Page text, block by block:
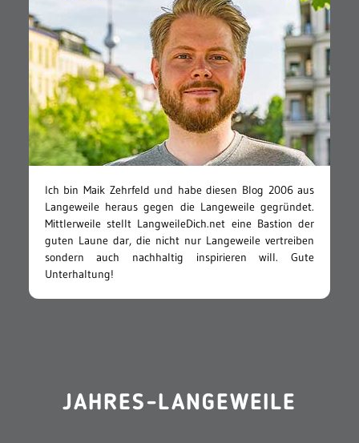
Ich bin Maik Zehrfeld und habe diesen Blog 2006 aus
Langeweile heraus gegen die Langeweile gegründet.
Mittlerweile stellt LangweileDich.net eine Bastion der
guten Laune dar, die nicht nur Langeweile vertreiben
sondern auch nachhaltig inspirieren will. Gute
Unterhaltung!
JAHRES-LANGEWEILE